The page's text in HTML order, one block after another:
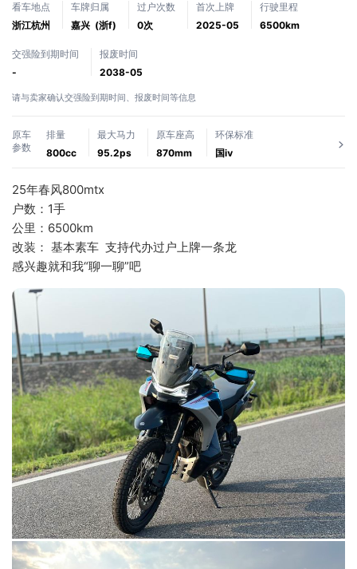
看车地点
浙江杭州
车牌归属
嘉兴 (浙f)
过户次数
0次
首次上牌
2025-05
行驶里程
6500km
交强险到期时间
-
报废时间
2038-05
请与卖家确认交强险到期时间、报废时间等信息
原车
参数
排量
800cc
最大马力
95.2ps
原车座高
870mm
环保标准
国ⅳ
25年春风800mtx
户数：1手
公里：6500km
改装： 基本素车  支持代办过户上牌一条龙
感兴趣就和我“聊一聊”吧